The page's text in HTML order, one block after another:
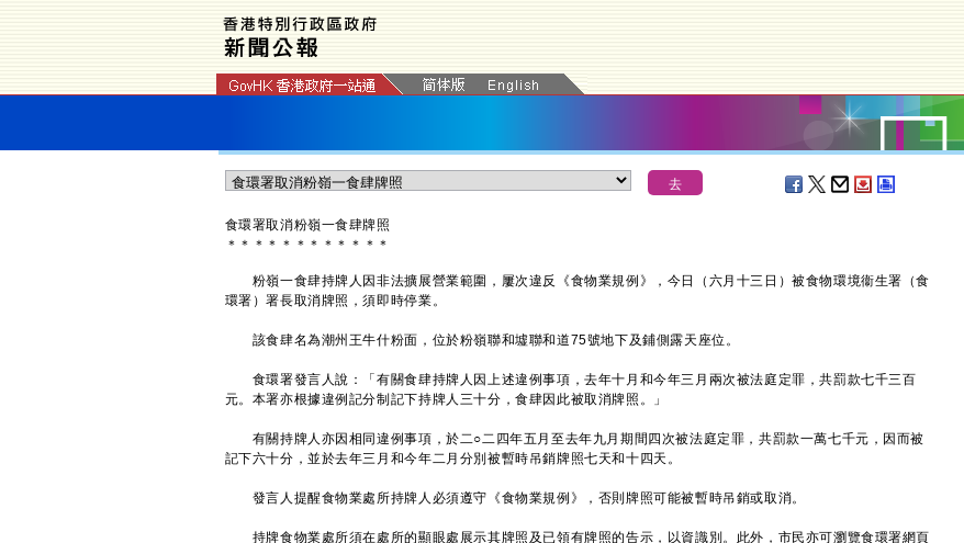
食環署取消粉嶺一食肆牌照
＊ ＊ ＊ ＊ ＊ ＊ ＊ ＊ ＊ ＊ ＊ ＊
粉嶺一食肆持牌人因非法擴展營業範圍，屢次違反《食物業規例》，今日（六月十三日）被食物環境衞生署（食
環署）署長取消牌照，須即時停業。
該食肆名為潮州王牛什粉面，位於粉嶺聯和墟聯和道75號地下及鋪側露天座位。
食環署發言人說：「有關食肆持牌人因上述違例事項，去年十月和今年三月兩次被法庭定罪，共罰款七千三百
元。本署亦根據違例記分制記下持牌人三十分，食肆因此被取消牌照。」
有關持牌人亦因相同違例事項，於二○二四年五月至去年九月期間四次被法庭定罪，共罰款一萬七千元，因而被
記下六十分，並於去年三月和今年二月分別被暫時吊銷牌照七天和十四天。
發言人提醒食物業處所持牌人必須遵守《食物業規例》，否則牌照可能被暫時吊銷或取消。
持牌食物業處所須在處所的顯眼處展示其牌照及已領有牌照的告示，以資識別。此外，市民亦可瀏覽食環署網頁